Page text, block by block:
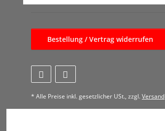
Bestellung / Vertrag widerrufen
* Alle Preise inkl. gesetzlicher USt., zzgl.Versand